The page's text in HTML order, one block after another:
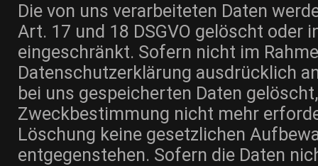
Die von uns verarbeiteten Daten
Art. 17 und 18 DSGVO gelöscht oder
eingeschränkt. Sofern nicht im
Datenschutzerklärung ausdrücklich
bei uns gespeicherten Daten
Zweckbestimmung nicht mehr
Löschung keine gesetzlichen
entgegenstehen. Sofern die Daten